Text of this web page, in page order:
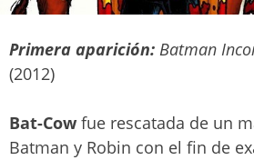
Primera aparición: Batman
(2012)
Bat-Cow fue rescatada de un
Batman y Robin con el fin de